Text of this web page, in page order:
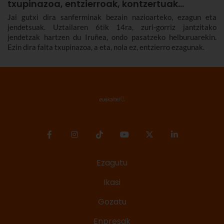
txupinazoa, entzierroak, kontzertuak…
Jai gutxi dira sanferminak bezain nazioarteko, ezagun eta
jendetsuak. Uztailaren 6tik 14ra, zuri-gorriz jantzitako
jendetzak hartzen du Iruñea, ondo pasatzeko helburuarekin.
Ezin dira falta txupinazoa, a eta, nola ez, entzierro ezagunak.
Ezagutu
Ikasi
Gozatu
Enpresak